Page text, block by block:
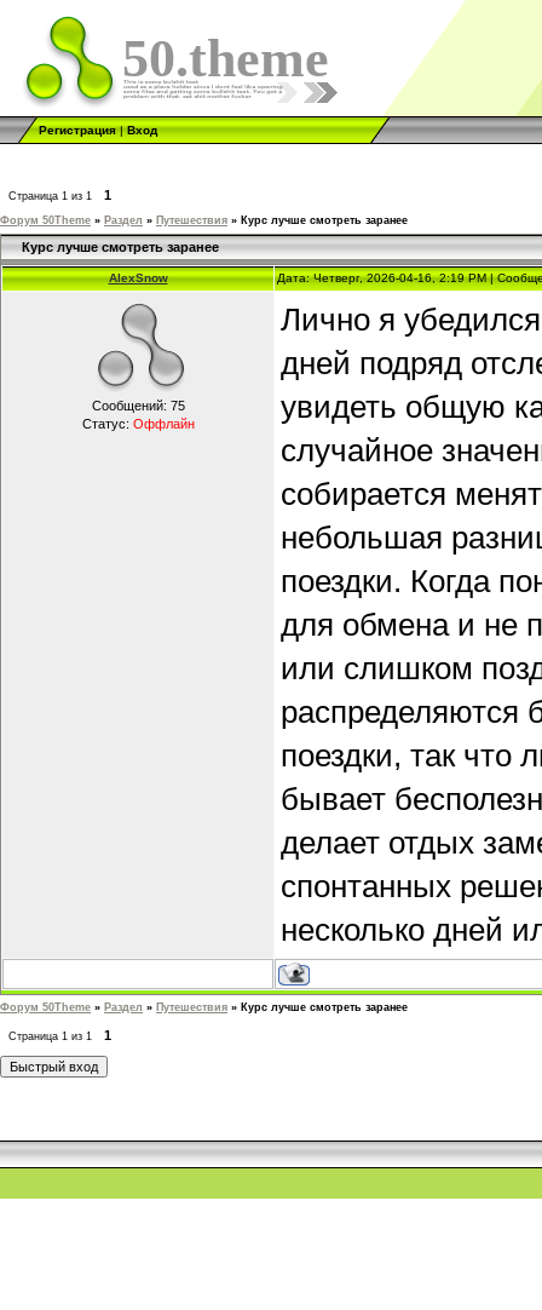
50.theme
Регистрация|Вход
Страница 1 из 1 1
Форум 50Theme » Раздел » Путешествия » Курс лучше смотреть заранее
Курс лучше смотреть заранее
AlexSnow Дата: Четверг, 2026-04-16, 2:19 PM |
Сообщений: 75
Статус: Оффлайн
Лично я
дней подряд
увидеть общую
случайное
собирается
небольшая
поездки. Когда
для обмена и не
или слишком
распределяются
поездки, так что
бывает
делает отдых
спонтанных
несколько дней
Форум 50Theme » Раздел » Путешествия » Курс лучше смотреть заранее
Страница 1 из 1 1